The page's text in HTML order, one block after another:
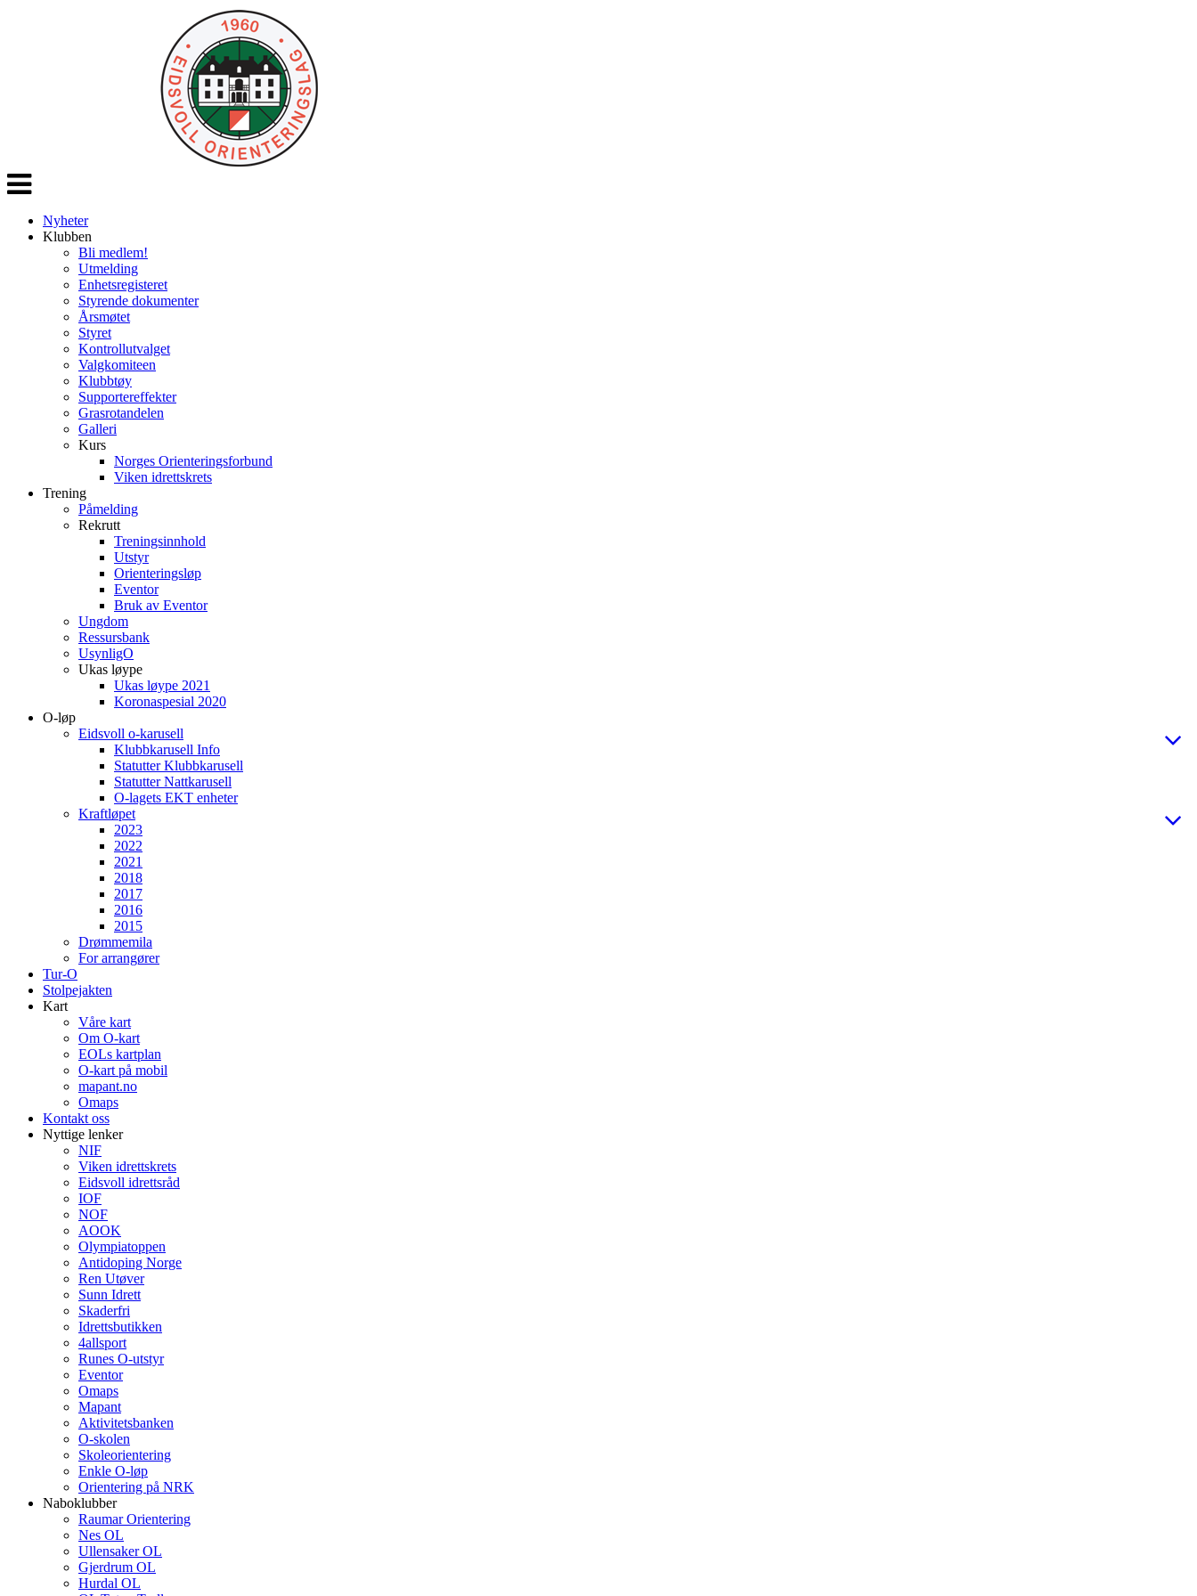
Veksle
navigasjon
Nyheter
Klubben
Bli medlem!
Utmelding
Enhetsregisteret
Styrende dokumenter
Årsmøtet
Styret
Kontrollutvalget
Valgkomiteen
Klubbtøy
Supportereffekter
Grasrotandelen
Galleri
Kurs
Norges Orienteringsforbund
Viken idrettskrets
Trening
Påmelding
Rekrutt
Treningsinnhold
Utstyr
Orienteringsløp
Eventor
Bruk av Eventor
Ungdom
Ressursbank
UsynligO
Ukas løype
Ukas løype 2021
Koronaspesial 2020
O-løp
Eidsvoll o-karusell
Klubbkarusell Info
Statutter Klubbkarusell
Statutter Nattkarusell
O-lagets EKT enheter
Kraftløpet
2023
2022
2021
2018
2017
2016
2015
Drømmemila
For arrangører
Tur-O
Stolpejakten
Kart
Våre kart
Om O-kart
EOLs kartplan
O-kart på mobil
mapant.no
Omaps
Kontakt oss
Nyttige lenker
NIF
Viken idrettskrets
Eidsvoll idrettsråd
IOF
NOF
AOOK
Olympiatoppen
Antidoping Norge
Ren Utøver
Sunn Idrett
Skaderfri
Idrettsbutikken
4allsport
Runes O-utstyr
Eventor
Omaps
Mapant
Aktivitetsbanken
O-skolen
Skoleorientering
Enkle O-løp
Orientering på NRK
Naboklubber
Raumar Orientering
Nes OL
Ullensaker OL
Gjerdrum OL
Hurdal OL